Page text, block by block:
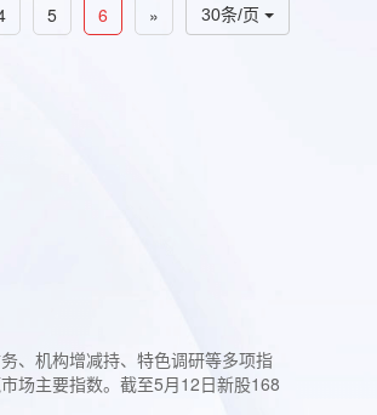
30条/页
5 6 »
、机构增减持、特色调研等多项指
场主要指数。截至5月12日新股168